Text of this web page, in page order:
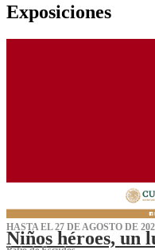
Exposiciones
HASTA EL 27 DE AGOSTO DE
Niños héroes, un